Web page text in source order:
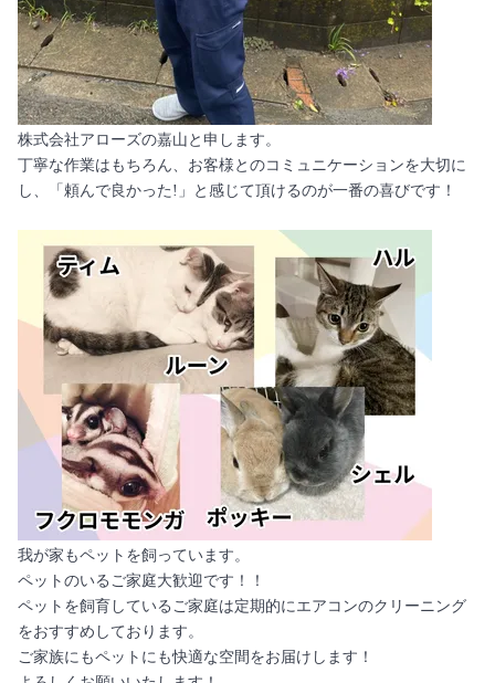
株式会社アローズの嘉山と申します。
丁寧な作業はもちろん、お客様とのコミュニケーションを大切に
し、「頼んで良かった!」と感じて頂けるのが一番の喜びです！
我が家もペットを飼っています。
ペットのいるご家庭大歓迎です！！
ペットを飼育しているご家庭は定期的にエアコンのクリーニング
をおすすめしております。
ご家族にもペットにも快適な空間をお届けします！